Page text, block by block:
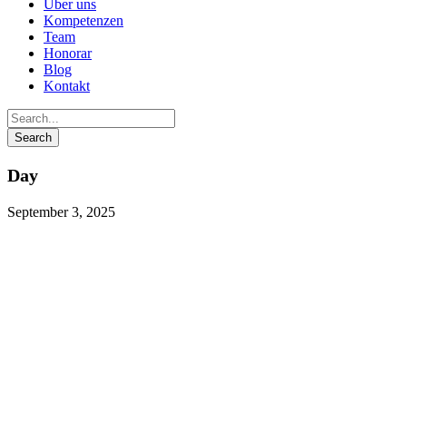
Über uns
Kompetenzen
Team
Honorar
Blog
Kontakt
Day
September 3, 2025